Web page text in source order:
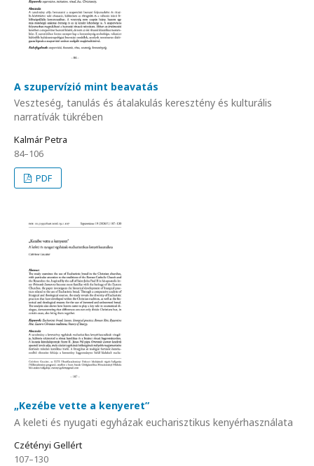
A szupervízió mint beavatás
Veszteség, tanulás és átalakulás keresztény és kulturális
narratívák tükrében
Kalmár Petra
84–106
PDF
„Kezébe vette a kenyeret”
A keleti és nyugati egyházak eucharisztikus kenyérhasználata
Czétényi Gellért
107–130